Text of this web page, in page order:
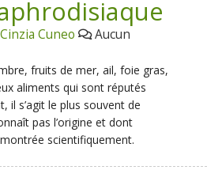
Cinzia Cuneo
Aucun
fruits de mer, ail, foie gras,
aliments qui sont réputés
il s’agit le plus souvent de
pas l’origine et dont
scientifiquement.